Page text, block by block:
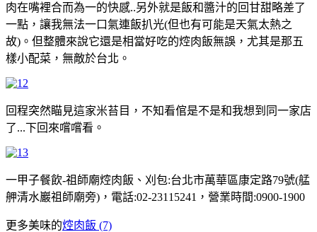
肉在嘴裡合而為一的快感..另外就是飯和醬汁的回甘甜略差了
一點，讓我無法一口氣連飯扒光(但也有可能是天氣太熱之
故)。但整體來說它還是相當好吃的焢肉飯無誤，尤其是那五
樣小配菜，無敵於台北。
回程突然瞄見這家米苔目，不知看倌是不是和我想到同一家店
了...下回來嚐嚐看。
一甲子餐飲-祖師廟焢肉飯、刈包:台北市萬華區康定路79號(艋
舺清水巖祖師廟旁)，電話:02-23115241，營業時間:0900-1900
更多美味的焢肉飯 (7)